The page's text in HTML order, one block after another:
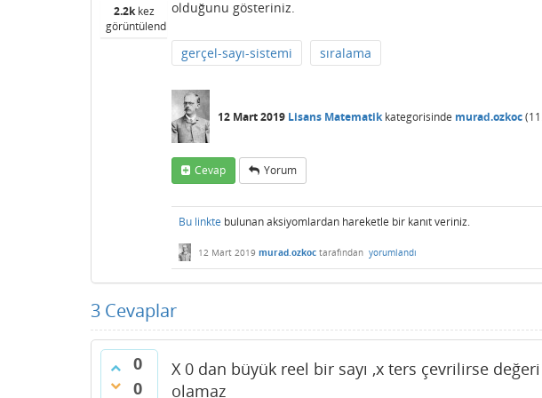
2.2kkez
görüntülendi
olduğunu gösteriniz.
gerçel-sayı-sistemi sıralama
12 Mart 2019 Lisans Matematikkategorisinde murad.ozkoc(
Cevap Yorum
Bu linkte bulunan aksiyomlardan hareketle bir kanıt veriniz.
12 Mart 2019 murad.ozkoc tarafından yorumlandı
3 Cevaplar
0
0
X 0 dan büyük reel bir sayı ,x ters çevrilirse
olamaz